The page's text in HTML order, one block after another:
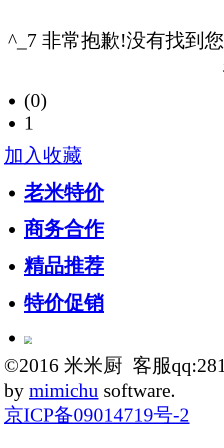
^_7 非常抱歉!没有找到
(0)
1
加入收藏
老米特价
商务合作
精品推荐
特价促销
©2016 米米厨 客服
by mimichu software.
京ICP备09014719号-2